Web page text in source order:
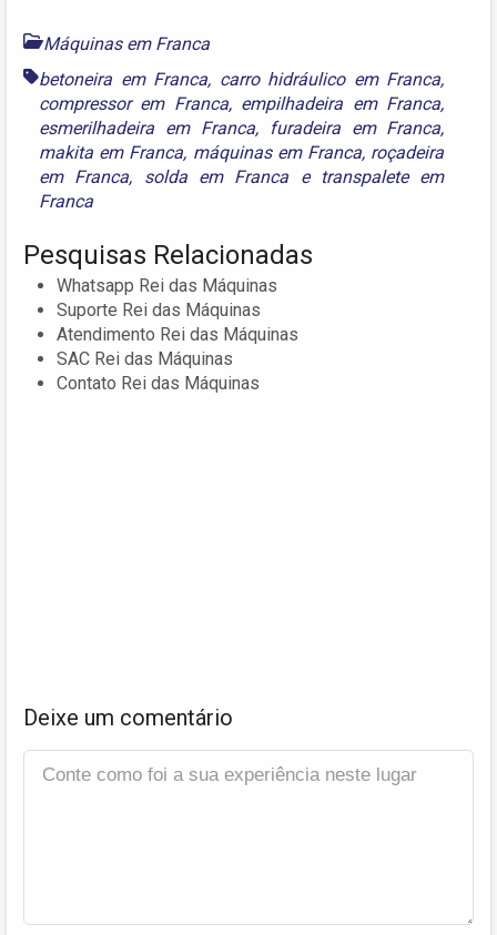
Máquinas em Franca
betoneira em Franca, carro hidráulico em Franca,
compressor em Franca, empilhadeira em Franca,
esmerilhadeira em Franca, furadeira em Franca,
makita em Franca, máquinas em Franca, roçadeira
em Franca, solda em Franca e transpalete em
Franca
Pesquisas Relacionadas
Whatsapp Rei das Máquinas
Suporte Rei das Máquinas
Atendimento Rei das Máquinas
SAC Rei das Máquinas
Contato Rei das Máquinas
Deixe um comentário